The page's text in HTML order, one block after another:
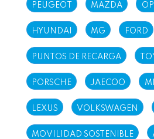
PEUGEOT MAZDA
HYUNDAI MG FORD
PUNTOS DE RECARGA
PORSCHE JAECOO
LEXUS VOLKSWAGEN
MOVILIDAD SOSTENIBLE